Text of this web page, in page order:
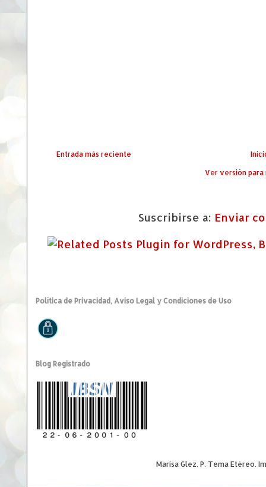
Entrada más reciente
Ver versión
Suscribirse a: Enviar
Política de Privacidad, Aviso Legal y Condiciones de Uso
Blog Registrado
Marisa Glez. P. Tema Etéreo.